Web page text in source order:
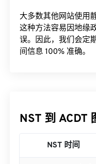
大多数其他网站使用
这种方法容易因地缘
误。因此，我们会定
间信息 100% 准确。
NST 到 ACDT
NST 时间